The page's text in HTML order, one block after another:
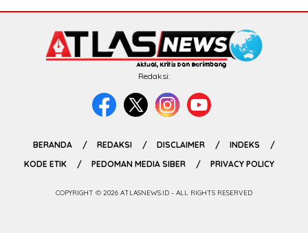
Redaksi:
BERANDA REDAKSI DISCLAIMER
INDEKS
KODE ETIK
PEDOMAN MEDIA SIBER PRIVACY POLICY
COPYRIGHT © 2026 ATLASNEWS.ID - ALL RIGHTS RESERVED